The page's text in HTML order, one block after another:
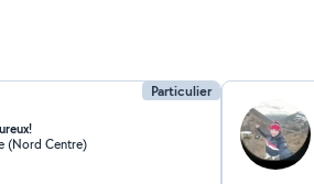
Particulier
(Nord Centre)